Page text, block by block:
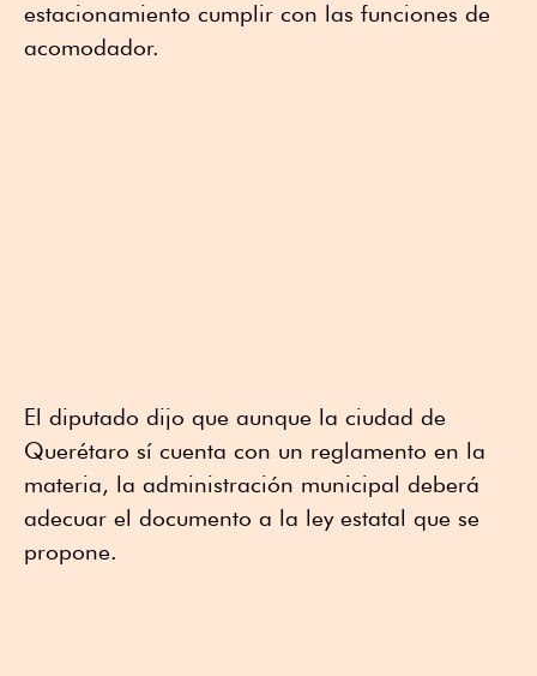
estacionamiento cumplir con las funciones de
acomodador.
El diputado dijo que aunque la ciudad de
Querétaro sí cuenta con un reglamento en la
materia, la administración municipal deberá
adecuar el documento a la ley estatal que se
propone.